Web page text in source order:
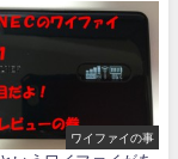
ワイファイの事